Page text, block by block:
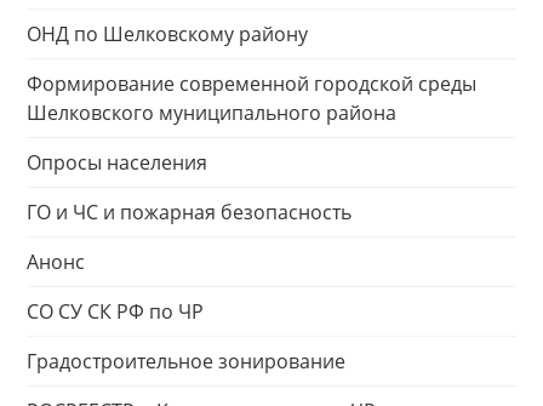
ОНД по Шелковскому району
Формирование современной городской среды
Шелковского муниципального района
Опросы населения
ГО и ЧС и пожарная безопасность
Анонс
СО СУ СК РФ по ЧР
Градостроительное зонирование